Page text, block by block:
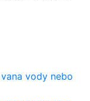
vody nebo